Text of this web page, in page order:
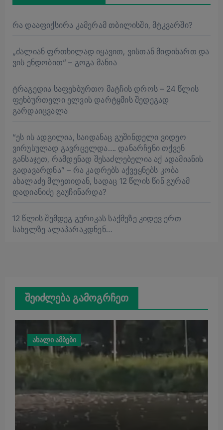
რა დააფიქსირა კამერამ თბილისში, მტკვარში?
„ძალიან ფრთხილად იყავით, ვისთან მიდიხართ და
ვის ენდობით“ – გოგა მანია
ტრაგედია საფეხბურთო მატჩის დროს – 24 წლის
ფეხბურთელი ელვის დარტყმის შედეგად
გარდაიცვალა
“ეს ის ადგილია, საიდანაც გუშინდელი ვიდეო
ვირუსულად გავრცელდა…. დანარჩენი თქვენ
განსაჯეთ, რამდენად შესაძლებელია აქ ადამიანის
გადავარდნა” – რა კადრებს აქვეყნებს კობა
ახალაძე მლეთიდან, სადაც 12 წლის წინ გურამ
დადიანიძე გაუჩინარდა?
12 წლის შემდეგ გურიკას საქმეზე კიდევ ერთ
სახელზე ალაპარაკდნენ…
შეიძლება გამოგრჩეთ
ახალი ამბები